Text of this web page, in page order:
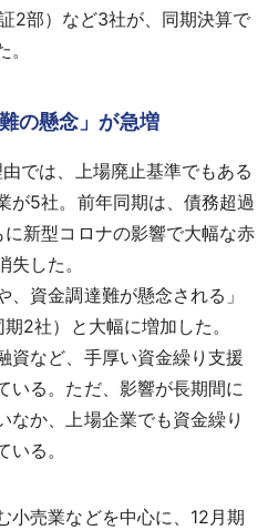
2部）など3社が、同期決算で
の懸念」が急増
では、上場廃止基準でもある
が5社。前年同期は、債務超過
新型コロナの影響で大幅な赤
した。
資金調達難が懸念される」
2社）と大幅に増加した。
資など、手厚い資金繰り支援
いる。ただ、影響が長期間に
なか、上場企業でも資金繰り
る。
売業などを中心に、12月期